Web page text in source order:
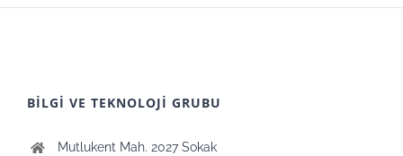
BİLGİ VE TEKNOLOJİ GRUBU
Mutlukent Mah. 2027 Sokak